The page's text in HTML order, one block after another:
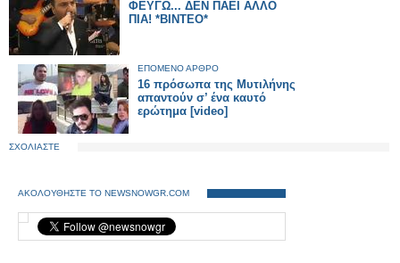
ΦΕΥΓΩ... ΔΕΝ ΠΑΕΙ ΑΛΛΟ
ΠΙΑ! *ΒΙΝΤΕΟ*
ΕΠΟΜΕΝΟ ΑΡΘΡΟ
16 πρόσωπα της Μυτιλήνης
απαντούν σ’ ένα καυτό
ερώτημα [video]
ΣΧΟΛΙΑΣΤΕ
ΑΚΟΛΟΥΘΗΣΤΕ ΤΟ NEWSNOWGR.COM